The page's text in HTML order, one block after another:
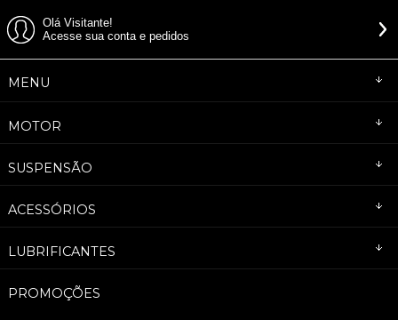
Olá Visitante!
Acesse sua conta e pedidos
MENU
MOTOR
SUSPENSÃO
ACESSÓRIOS
LUBRIFICANTES
PROMOÇÕES